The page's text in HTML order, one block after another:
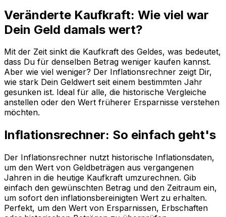
Veränderte Kaufkraft: Wie viel war
Dein Geld damals wert?
Mit der Zeit sinkt die Kaufkraft des Geldes, was bedeutet,
dass Du für denselben Betrag weniger kaufen kannst.
Aber wie viel weniger? Der Inflationsrechner zeigt Dir,
wie stark Dein Geldwert seit einem bestimmten Jahr
gesunken ist. Ideal für alle, die historische Vergleiche
anstellen oder den Wert früherer Ersparnisse verstehen
möchten.
Inflationsrechner: So einfach geht's
Der Inflationsrechner nutzt historische Inflationsdaten,
um den Wert von Geldbeträgen aus vergangenen
Jahren in die heutige Kaufkraft umzurechnen. Gib
einfach den gewünschten Betrag und den Zeitraum ein,
um sofort den inflationsbereinigten Wert zu erhalten.
Perfekt, um den Wert von Ersparnissen, Erbschaften